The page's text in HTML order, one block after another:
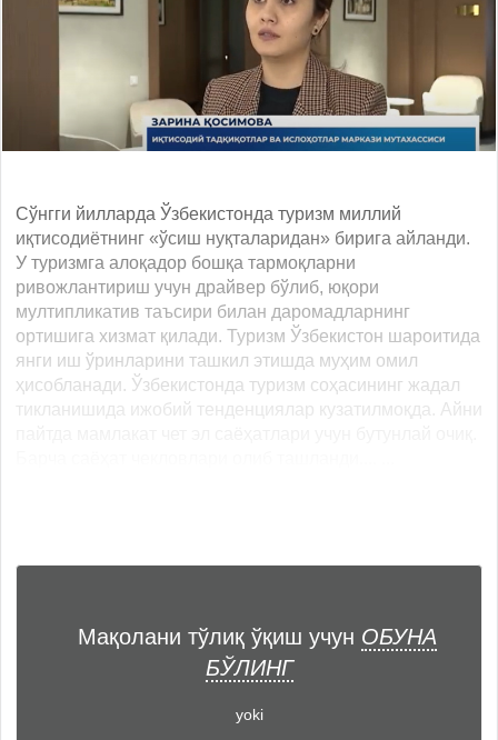
Сўнгги йилларда Ўзбекистонда туризм миллий
иқтисодиётнинг «ўсиш нуқталаридан» бирига айланди.
У туризмга алоқадор бошқа тармоқларни
ривожлантириш учун драйвер бўлиб, юқори
мултипликатив таъсири билан даромадларнинг
ортишига хизмат қилади. Туризм Ўзбекистон шароитида
янги иш ўринларини ташкил этишда муҳим омил
ҳисобланади. Ўзбекистонда туризм соҳасининг жадал
тикланишида ижобий тенденциялар кузатилмоқда. Айни
Мақолани тўлиқ ўқиш учун ОБУНА
БЎЛИНГ
yoki